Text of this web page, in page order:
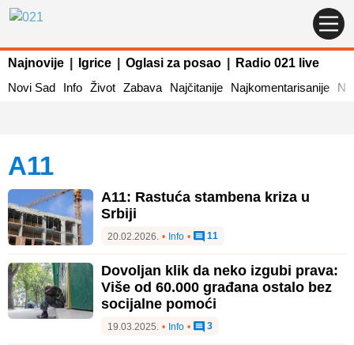
Najnovije Igrice Oglasi za posao
Radio 021 live
Novi Sad
Info Život Zabava Najčitanije Najkomentarisanije
A11
A11: Rastuća stambena kriza u
Srbiji
20.02.2026. • Info • 11
Dovoljan klik da neko izgubi prava:
Više od 60.000 građana ostalo bez
socijalne pomoći
19.03.2025. • Info • 3